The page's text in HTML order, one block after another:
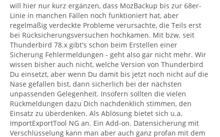
will hier nur kurz ergänzen, dass MozBackup bis zur 68er-
Linie in manchen Fällen noch funktioniert hat, aber
regelmäßig verdeckte Probleme verursachte, die Teils erst
bei Rücksicherungsversuchen hochkamen. Mit bzw. seit
Thunderbird 78.x gibt's schon beim Erstellen einer
Sicherung Fehlermeldungen - geht also gar nicht mehr. Wir
wissen bisher auch nicht, welche Version von Thunderbird
Du einsetzt, aber wenn Du damit bis jetzt noch nicht auf die
Nase gefallen bist, dann sicherlich bei der nächsten
unpassenden Gelegenheit. Insofern sollten die vielen
Rückmeldungen dazu Dich nachdenklich stimmen, den
Einsatz zu überdenken. Als Ablösung bietet sich u.a.
ImportExportTool NG an. Ein Add-on. Datensicherung mit
Verschlüsselung kann man aber auch ganz profan mit dem